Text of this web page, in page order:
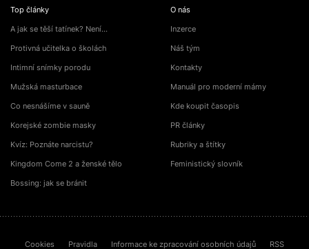
Top články
A jak se těší tatínek? Není…
Protivná učitelka o školách
Intimní snímky porodu
Mužská masturbace
Co nesnášíme v sauně
Korejské zombie masky
Kvíz: Poznáte narcistu?
Kingdom Come 2 a ženské tělo
Bossing: jak se bránit
O nás
Inzerce
Náš tým
Kontakty
Manuál pro moderní mámy
Kde koupit časopis
PR články
Rubriky a štítky
Feministický slovník
Cookies Pravidla Informace ke zpracování osobních údajů RSS